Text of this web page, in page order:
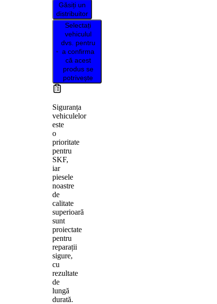
Găsiți un
distribuitor
Selectați
vehiculul
dvs. pentru
a confirma
că acest
produs se
potrivește
Siguranța
vehiculelor
este
o
prioritate
pentru
SKF,
iar
piesele
noastre
de
calitate
superioară
sunt
proiectate
pentru
reparații
sigure,
cu
rezultate
de
lungă
durată.